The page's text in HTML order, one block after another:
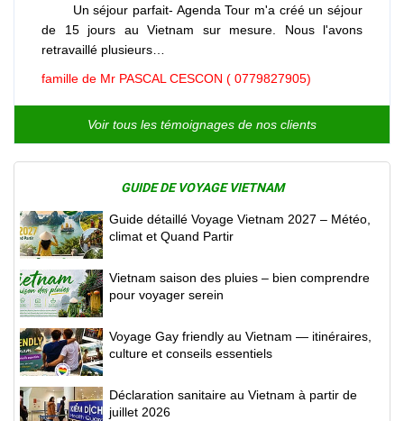
Un séjour parfait- Agenda Tour m'a créé un séjour
de 15 jours au Vietnam sur mesure. Nous l'avons
retravaillé plusieurs…
famille de Mr PASCAL CESCON ( 0779827905)
Voir tous les témoignages de nos clients
GUIDE DE VOYAGE VIETNAM
Guide détaillé Voyage Vietnam 2027 – Météo,
climat et Quand Partir
Vietnam saison des pluies – bien comprendre
pour voyager serein
Voyage Gay friendly au Vietnam — itinéraires,
culture et conseils essentiels
Déclaration sanitaire au Vietnam à partir de
juillet 2026